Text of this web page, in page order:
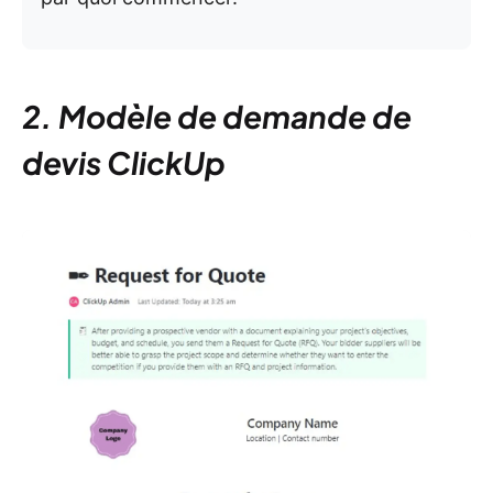
2. Modèle de demande de
devis ClickUp